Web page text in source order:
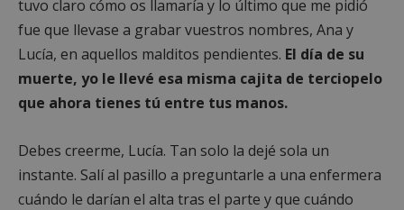
tuvo claro cómo os llamaría y lo último que me pidió
fue que llevase a grabar vuestros nombres, Ana y
Lucía, en aquellos malditos pendientes. El día de su
muerte, yo le llevé esa misma cajita de terciopelo
que ahora tienes tú entre tus manos.
Debes creerme, Lucía. Tan solo la dejé sola un
instante. Salí al pasillo a preguntarle a una enfermera
cuándo le darían el alta tras el parte y que cuándo